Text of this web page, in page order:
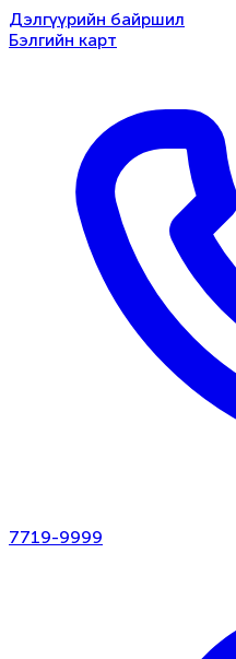
Дэлгүүрийн байршил
Бэлгийн карт
7719-9999